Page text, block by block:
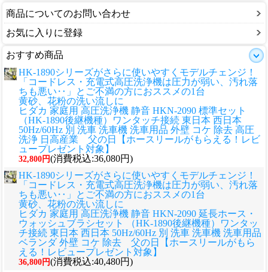
商品についてのお問い合わせ
お気に入りに登録
おすすめ商品
HK-1890シリーズがさらに使いやすくモデルチェンジ！
「コードレス・充電式高圧洗浄機は圧力が弱い、汚れ落
ちも悪い‥」とご不満の方におススメの1台
黄砂、花粉の洗い流しに
ヒダカ 家庭用 高圧洗浄機 静音 HKN-2090 標準セット
（HK-1890後継機種）ワンタッチ接続 東日本 西日本
50Hz/60Hz 別 洗車 洗車機 洗車用品 外壁 コケ 除去 高圧
洗浄 日高産業 父の日【ホースリールがもらえる！レビ
ュープレゼント対象】
32,800円(消費税込:36,080円)
HK-1890シリーズがさらに使いやすくモデルチェンジ！
「コードレス・充電式高圧洗浄機は圧力が弱い、汚れ落
ちも悪い‥」とご不満の方におススメの1台
黄砂、花粉の洗い流しに
ヒダカ 家庭用 高圧洗浄機 静音 HKN-2090 延長ホース・
ウォッシュブラシセット （HK-1890後継機種）ワンタッ
チ接続 東日本 西日本 50Hz/60Hz 別 洗車 洗車機 洗車用品
ベランダ 外壁 コケ 除去 父の日【ホースリールがもら
える！レビュープレゼント対象】
36,800円(消費税込:40,480円)